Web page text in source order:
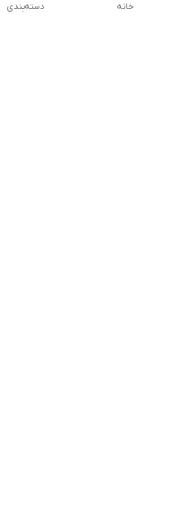
دسته‌بندی خانه